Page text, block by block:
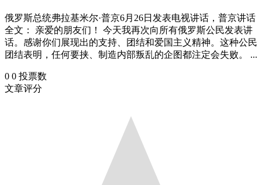
俄罗斯总统弗拉基米尔·普京6月26日发表电视讲话，普京讲话
全文： 亲爱的朋友们！ 今天我再次向所有俄罗斯公民发表讲
话。感谢你们展现出的支持、团结和爱国主义精神。这种公民
团结表明，任何要挟、制造内部叛乱的企图都注定会失败。 ...
0 0 投票数
文章评分